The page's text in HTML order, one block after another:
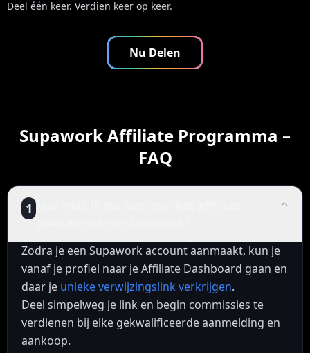
Deel één keer. Verdien keer op keer.
Nu Delen
Supawork Affiliate Programma –
FAQ
1
Zodra je een Supawork account aanmaakt, kun je
vanaf je profiel naar je Affiliate Dashboard gaan en
daar je unieke verwijzingslink verkrijgen.
Deel simpelweg je link en begin commissies te
verdienen bij elke gekwalificeerde aanmelding en
aankoop.